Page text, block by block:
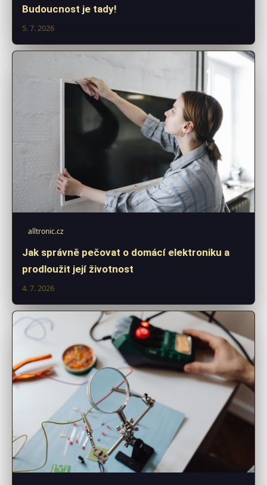
Budoucnost je tady!
5. 7. 2026
alltronic.cz
Jak správně pečovat o domácí elektroniku a
prodloužit její životnost
4. 7. 2026